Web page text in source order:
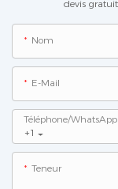
devis
Nom
E-Mail
+1
Téléphone/WhatsApp
Teneur